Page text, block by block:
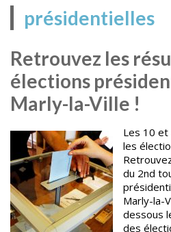
présidentielles
Retrouvez les
élections
Marly-la-Ville !
Les 10 et
les
du 2nd
Marly-la-
dessous
des